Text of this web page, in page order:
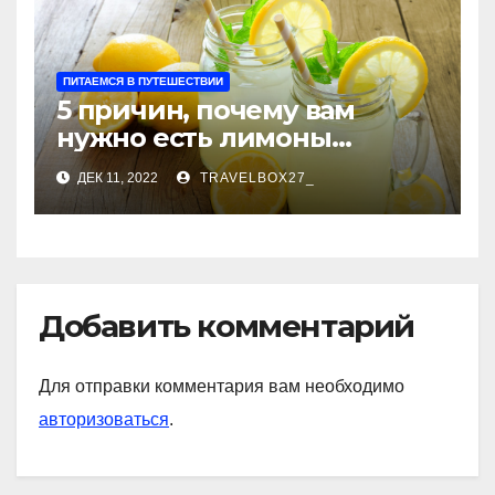
ПИТАЕМСЯ В ПУТЕШЕСТВИИ
5 причин, почему вам
нужно есть лимоны
каждый день
ДЕК 11, 2022 TRAVELBOX27_
Добавить комментарий
Для отправки комментария вам необходимо
авторизоваться.